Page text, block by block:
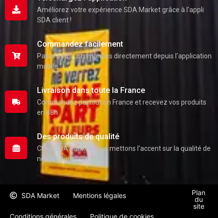
Améliorez votre expérience SDA Market grâce à l'appli
SDA client !
Commandez facilement
Passez vos commandes directement depuis l'application
mobile
Livraison dans toute la France
Commandez partout en France et recevez vos produits
en 48h
Des produits de qualité
Chez SDA Market nous mettons l'accent sur la qualité de
nos produits
SDA Market Mentions légales
Plan
du
site